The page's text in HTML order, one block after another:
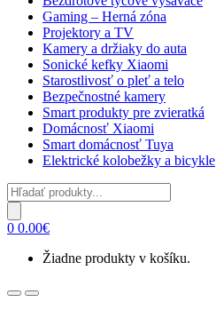
Gaming – Herná zóna
Projektory a TV
Kamery a držiaky do auta
Sonické kefky Xiaomi
Starostlivosť o pleť a telo
Bezpečnostné kamery
Smart produkty pre zvieratká
Domácnosť Xiaomi
Smart domácnosť Tuya
Elektrické kolobežky a bicykle
Products
search
0 0.00€
Žiadne produkty v košíku.
OpenClose